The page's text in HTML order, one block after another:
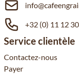
+32 (0) 11 12
Service clientèle
Contactez-nous
Payer